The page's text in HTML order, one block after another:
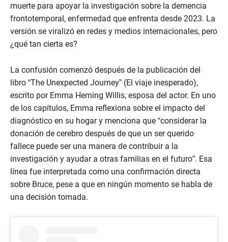
muerte para apoyar la investigación sobre la demencia
frontotemporal, enfermedad que enfrenta desde 2023. La
versión se viralizó en redes y medios internacionales, pero
¿qué tan cierta es?
La confusión comenzó después de la publicación del
libro “The Unexpected Journey” (El viaje inesperado),
escrito por Emma Heming Willis, esposa del actor. En uno
de los capítulos, Emma reflexiona sobre el impacto del
diagnóstico en su hogar y menciona que “considerar la
donación de cerebro después de que un ser querido
fallece puede ser una manera de contribuir a la
investigación y ayudar a otras familias en el futuro”. Esa
línea fue interpretada como una confirmación directa
sobre Bruce, pese a que en ningún momento se habla de
una decisión tomada.